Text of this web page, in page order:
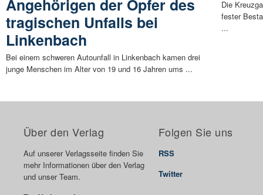
Angehörigen der Opfer des
tragischen Unfalls bei
Linkenbach
Bei einem schweren Autounfall in Linkenbach kamen drei
junge Menschen im Alter von 19 und 16 Jahren ums ...
Die
fester
...
Über den Verlag
Auf unserer Verlagsseite finden Sie
mehr Informationen über den Verlag
und unser Team.
Folgen Sie uns
RSS
Twitter